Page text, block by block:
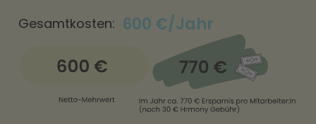
Gesamtkosten: 600 €/Jahr